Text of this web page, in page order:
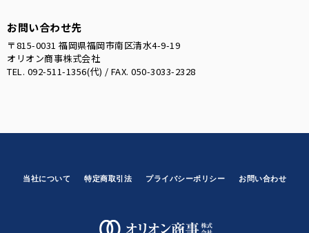
お問い合わせ先
〒815-0031 福岡県福岡市南区清水4-9-19
オリオン商事株式会社
TEL. 092-511-1356(代) / FAX. 050-3033-2328
当社について 特定商取引法 プライバシーポリシー お問い合わせ